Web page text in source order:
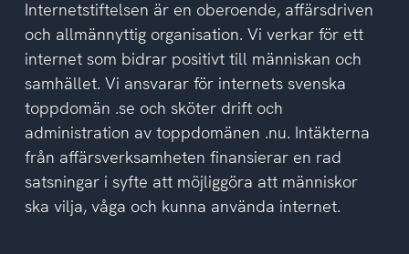
del
av
integritetspolicyn
Internetstiftelsen är en oberoende, affärsdriven
och allmännyttig organisation. Vi verkar för ett
internet som bidrar positivt till människan och
samhället. Vi ansvarar för internets svenska
toppdomän .se och sköter drift och
administration av toppdomänen .nu. Intäkterna
från affärsverksamheten finansierar en rad
satsningar i syfte att möjliggöra att människor
ska vilja, våga och kunna använda internet.